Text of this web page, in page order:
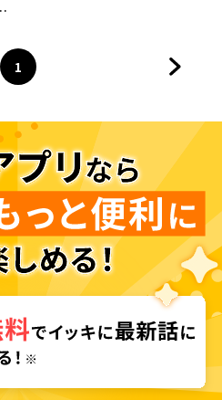
ページ
1
へ